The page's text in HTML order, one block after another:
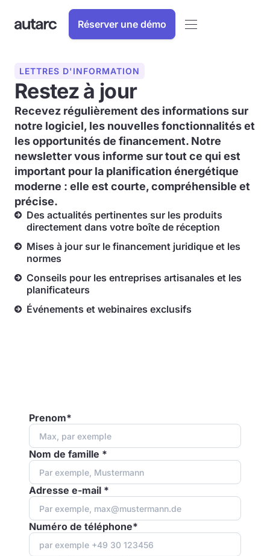
Réserver une démo
LETTRES D'INFORMATION
Restez à jour
Recevez régulièrement des informations sur
notre logiciel, les nouvelles fonctionnalités et
les opportunités de financement. Notre
newsletter vous informe sur tout ce qui est
important pour la planification énergétique
moderne : elle est courte, compréhensible et
précise.
Des actualités pertinentes sur les produits
directement dans votre boîte de réception
Mises à jour sur le financement juridique et les
normes
Conseils pour les entreprises artisanales et les
planificateurs
Événements et webinaires exclusifs
Prenom*
Nom de famille *
Adresse e-mail *
Numéro de téléphone*